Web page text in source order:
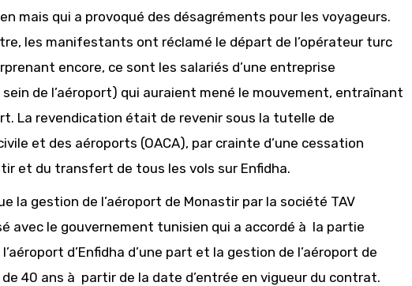
mais qui a provoqué des désagréments pour les voyageurs.
les manifestants ont réclamé le départ de l’opérateur turc
encore, ce sont les salariés d’une entreprise
de l’aéroport) qui auraient mené le mouvement, entraînant
La revendication était de revenir sous la tutelle de
et des aéroports (OACA), par crainte d’une cessation
et du transfert de tous les vols sur Enfidha.
la gestion de l’aéroport de Monastir par la société TAV
avec le gouvernement tunisien qui a accordé à la partie
d’Enfidha d’une part et la gestion de l’aéroport de
40 ans à partir de la date d’entrée en vigueur du contrat.